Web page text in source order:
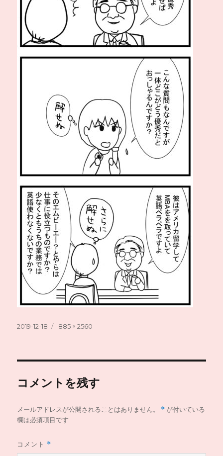
投
2019-12-18
フ
885 × 2560
コメントを残す
メールアドレスが公開されることはありません。 * が付いている
欄は必須項目です
コメント *